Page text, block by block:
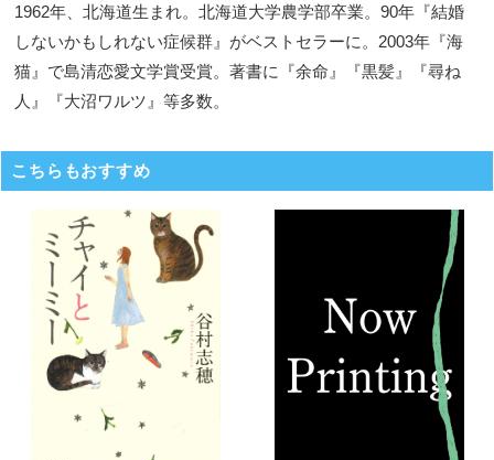
1962年、北海道生まれ。北海道大学農学部卒業。90年『結婚
しないかもしれない症候群』がベストセラーに。2003年『海
猫』で島清恋愛文学賞受賞。著書に『余命』『黒髪』『尋ね
人』『大沼ワルツ』等多数。
こちらもおすすめ